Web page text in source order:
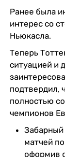
Ранее была
интерес со
Ньюкасла.
Теперь
ситуацией и
подтвердил,
полностью
чемпионов
матчей
оформив